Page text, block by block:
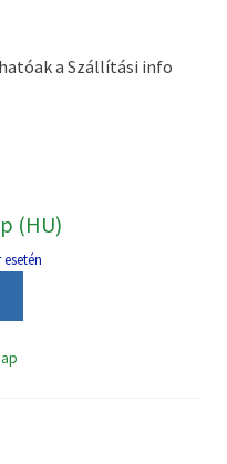
a Szállítási info
(HU)
esetén